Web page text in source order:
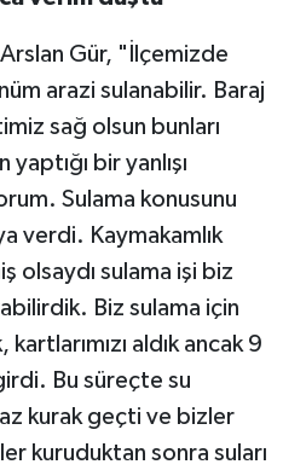
Arslan Gür, "İlçemizde
arazi sulanabilir. Baraj
sağ olsun bunları
yaptığı bir yanlışı
Sulama konusunu
verdi. Kaymakamlık
olsaydı sulama işi biz
Biz sulama için
aldık ancak 9
Bu süreçte su
kurak geçti ve bizler
kuruduktan sonra suları